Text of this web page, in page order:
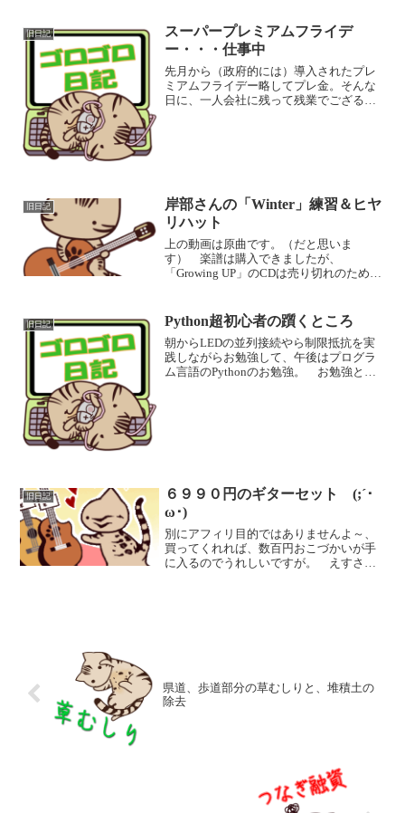
旧日記
スーパープレミアムフライデ
ー・・・仕事中
先月から（政府的には）導入されたプレ
ミアムフライデー略してプレ金。そんな
日に、一人会社に残って残業でござる。
旧日記
岸部さんの「Winter」練習＆ヒヤ
リハット
上の動画は原曲です。（だと思いま
す） 楽譜は購入できましたが、
「Growing UP」のCDは売り切れのため購
ら、次回のアルバム制作時に一緒にプレ
スするようなことを書いて...
旧日記 Python超初心者の躓くところ
朝からLEDの並列接続やら制限抵抗を実
践しながらお勉強して、午後はプログラ
ム言語のPythonのお勉強。 お勉強とい
旧日記
６９９０円のギターセット (;´･
ω･)
別にアフィリ目的ではありませんよ～、
買ってくれれば、数百円おこづかいが手
に入るのでうれしいですが。 えすさん
県道、歩道部分の草むしりと、堆積土の
除去